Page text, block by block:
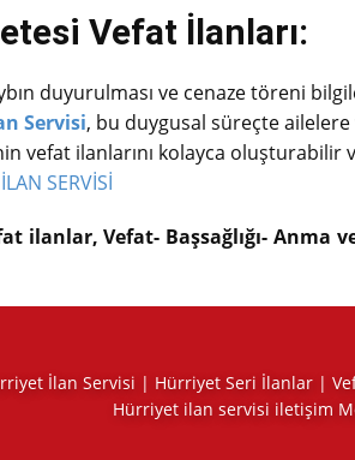
Vefat İlanları:
duyurulması ve cenaze töreni
Servisi, bu duygusal süreçte ailelere
vefat ilanlarını kolayca
SERVİSİ
ilanlar, Vefat- Başsağlığı- Anma
İlan Servisi | Hürriyet Seri İlanlar |
Hürriyet ilan servisi iletişim